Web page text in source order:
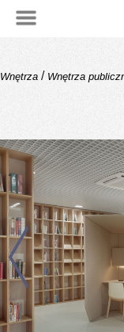
Wnętrza / Wnętrza